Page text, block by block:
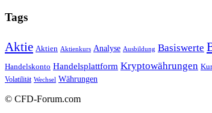
Tags
Aktie Aktien Aktienkurs Analyse Ausbildung Basiswerte
Handelskonto Handelsplattform Kryptowährungen
Volatilität Wechsel Währungen
© CFD-Forum.com